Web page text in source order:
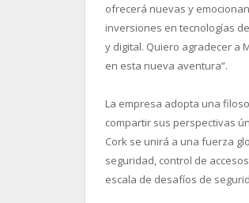
ofrecerá nuevas y
inversiones en tecnologías
y digital. Quiero agradecer a
en esta nueva aventura”.
La empresa adopta una
compartir sus perspectivas
Cork se unirá a una fuerza
seguridad, control de
escala de desafíos de